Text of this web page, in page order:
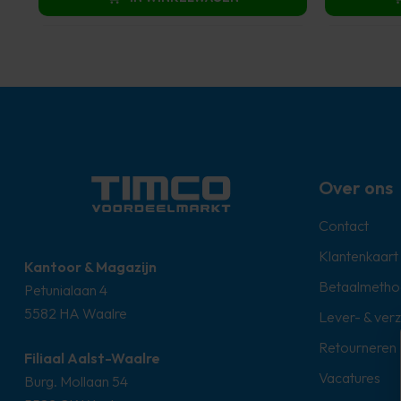
Kantoor & Magazijn
Petunialaan 4
5582 HA Waalre
Filiaal Aalst-Waalre
Burg. Mollaan 54
Over ons
Contact
Klantenkaart
Lever- &
Retourneren
Vacatures